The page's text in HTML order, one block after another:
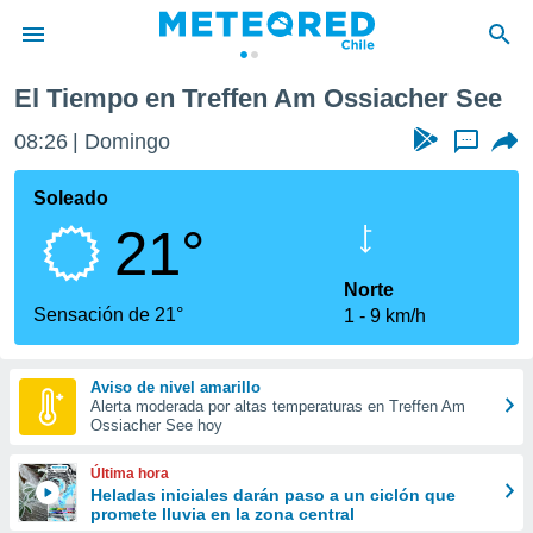
de
por
que se
calidad.
a este
las
y
forma
digital
basada
El Tiempo en Treffen Am Ossiacher See
08:26 Domingo ...
Soleado
21°
Sensación de 21°
Norte
1
9 km/h
Aviso de nivel amarillo
Alerta moderada por altas temperaturas en Treffen Am
Ossiacher See hoy
Última hora
Heladas iniciales darán paso a un ciclón que
promete lluvia en la zona central